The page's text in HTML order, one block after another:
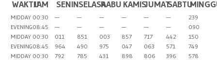
WAKTUJAM SENINSELASARABU KAMISJUMATSABTU
MIDDAY 00:30 — — — — — —
239
EVENING08:45 — — — — — —
090
MIDDAY 00:30 011 851 003 857 717 442
150
EVENING08:45 964 490 975 047 063 571
749
MIDDAY 00:30 792 785 431 898 806 396
578